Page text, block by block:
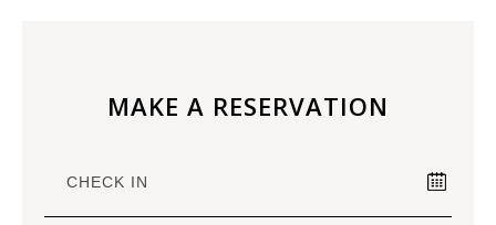
MAKE A RESERVATION